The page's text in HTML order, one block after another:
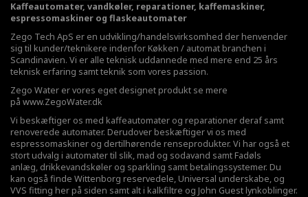
Kaffeautomater, vandkøler, reparationer, kaffemaskiner,
espressomaskiner og flaskeautomater
Zego Tech ApS er en udvikling/handelsvirksomhed der henvender
sig til kunder/teknikere indenfor Køkken / automat branchen i
Scandinavien. Vi er alle teknisk uddannede med mere end 25 års
teknisk erfaring samt teknik som vores passion.
Zego Water er vores eget designet produkt se mere
på www.ZegoWater.dk
Vi beskæftiger os med kaffeautomater og reparationer deraf samt
renoverede automater. Derudover beskæftiger vi os med
espressomaskiner og dertilhørende renseprodukter. Vi har også et
stort udvalg i automater til slik, mad og sodavand samt Fadøls
anlæg, drikkevandskøler og sparkling samt betalingssystemer. Du
kan også finde Wittenborg reservedele, Universal underskabe, og
VVS fitting her på siden samt alt i kalkfiltre og John Guest lynkoblinger.